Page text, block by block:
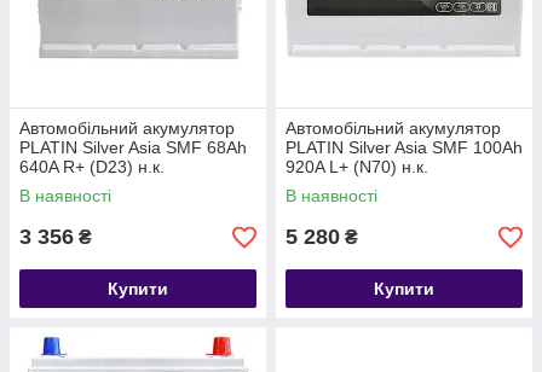
Автомобільний акумулятор
PLATIN Silver Asia SMF 68Ah
640A R+ (D23) н.к.
В наявності
3 356 ₴
Купити
Автомобільний акумулятор
PLATIN Silver Asia SMF 100Ah
920A L+ (N70) н.к.
В наявності
5 280 ₴
Купити